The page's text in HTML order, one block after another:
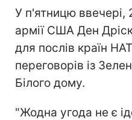
У п'ятницю ввечері,
армії США Ден
для послів країн
переговорів із
Білого дому.
"Жодна угода не є